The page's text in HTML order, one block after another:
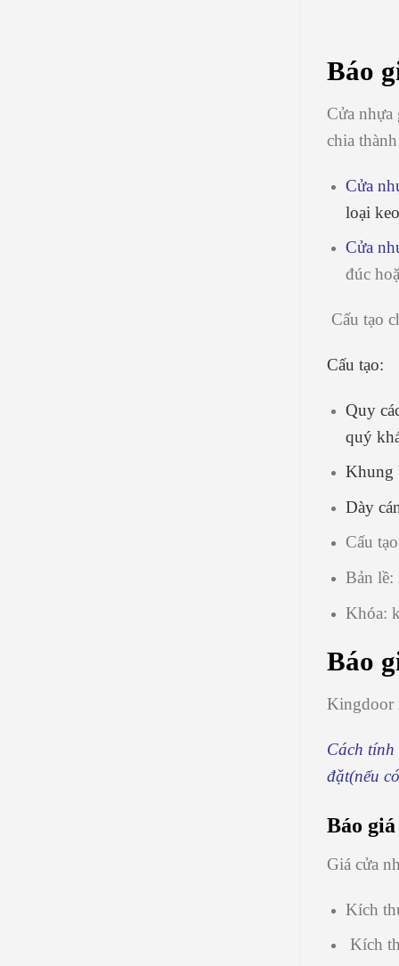
Báo
Cửa nhựa
chia
Cửa
loại
Cửa
đúc
Cấu tạo
Cấu tạo:
Quy
quý
Khung
Dày
Cấu
Bản lề:
Khóa:
Báo
Kingdoor
Cách
đặt(nếu
Báo
Giá cửa
Kích
Kích